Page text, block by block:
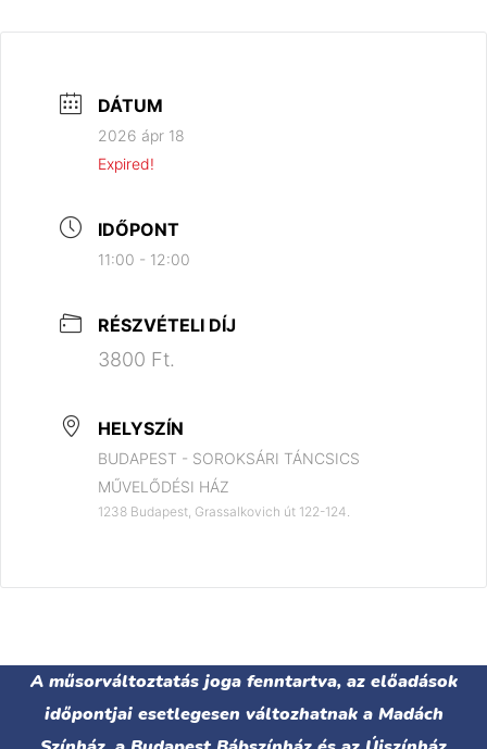
DÁTUM
2026 ápr 18
Expired!
IDŐPONT
11:00 - 12:00
RÉSZVÉTELI DÍJ
3800 Ft.
HELYSZÍN
BUDAPEST - SOROKSÁRI TÁNCSICS
MŰVELŐDÉSI HÁZ
1238 Budapest, Grassalkovich út 122-124.
A műsorváltoztatás joga fenntartva, az előadások
időpontjai esetlegesen változhatnak a Madách